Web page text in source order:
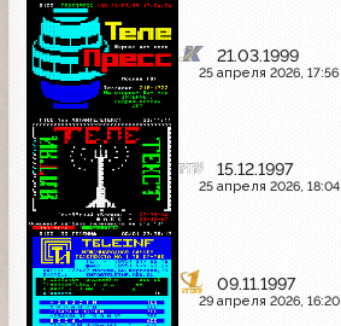
21.03.1999
25 апреля 2026, 17:56
15.12.1997
25 апреля 2026, 18:04
09.11.1997
29 апреля 2026, 16:20